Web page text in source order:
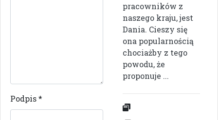
Podpis*
pracowników z
naszego kraju, jest
Dania. Cieszy się
ona popularnością
chociażby z tego
powodu, że
proponuje ...